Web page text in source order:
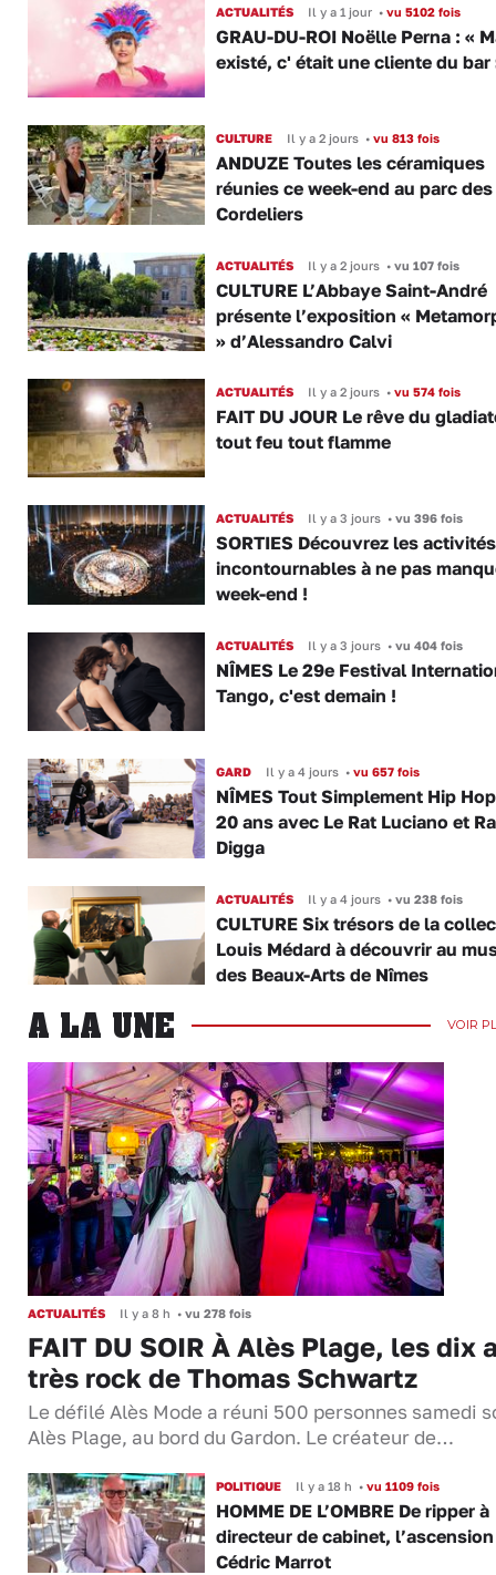
ACTUALITÉS Il y a 1 jour •vu 5102 fois
GRAU-DU-ROI Noëlle Perna : «
existé, c' était une cliente du bar
CULTURE Il y a 2 jours •vu 813 fois
ANDUZE Toutes les céramiques
réunies ce week-end au parc des
Cordeliers
ACTUALITÉS Il y a 2 jours •vu 107 fois
CULTURE L’Abbaye Saint-André
présente l’exposition «
» d’Alessandro Calvi
ACTUALITÉS Il y a 2 jours •vu 574 fois
FAIT DU JOUR Le rêve du
tout feu tout flamme
ACTUALITÉS Il y a 3 jours •vu 396 fois
SORTIES Découvrez les activités
incontournables à ne pas
week-end !
ACTUALITÉS Il y a 3 jours •vu 404 fois
NÎMES Le 29e Festival
Tango, c'est demain !
GARD Il y a 4 jours •vu 657 fois
NÎMES Tout Simplement Hip
20 ans avec Le Rat Luciano et
Digga
ACTUALITÉS Il y a 4 jours •vu 238 fois
CULTURE Six trésors de la
Louis Médard à découvrir au
des Beaux-Arts de Nîmes
A LA UNE VOIR
ACTUALITÉS Il y a 8 h • vu 278 fois
FAIT DU SOIR À Alès Plage, les dix
très rock de Thomas Schwartz
Le défilé Alès Mode a réuni 500 personnes samedi
Alès Plage, au bord du Gardon. Le créateur de…
POLITIQUE Il y a 18 h •vu 1109 fois
HOMME DE L’OMBRE De ripper à
directeur de cabinet,
Cédric Marrot